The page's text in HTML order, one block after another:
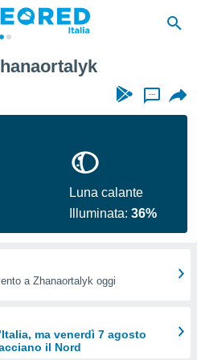
...
Luna calante
Illuminata:36%
a Zhanaortalyk oggi
ma venerdì 7 agosto
il Nord